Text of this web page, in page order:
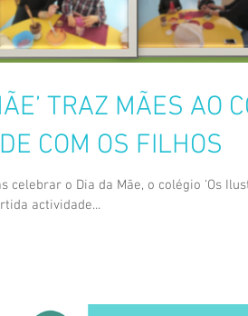
TRAZ MÃES AO
COM OS FILHOS
celebrar o Dia da Mãe, o colégio ‘Os
actividade...